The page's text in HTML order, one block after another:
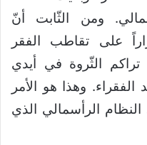
ومن الثّابت أنّ
على تقاطب الفقر
تراكم الثّروة في أيدي
الفقراء. وهذا هو الأمر
الرأسمالي الذي